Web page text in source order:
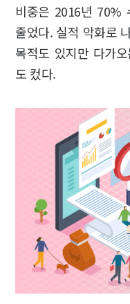
비중은 2016년 70%
줄었다. 실적 악화로
목적도 있지만 다가
도 컸다.